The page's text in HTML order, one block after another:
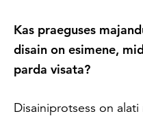
Kas praeguses
disain on esimene,
parda visata?
Disainiprotsess on